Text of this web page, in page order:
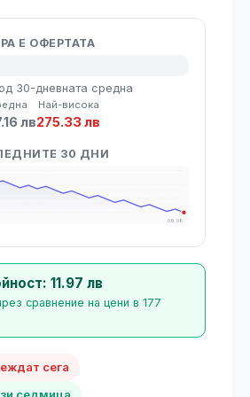
Е ОФЕРТАТА
30-дневната средна
лв
Най-висока
275.33 лв
30 ДНИ
09.08
11.97 лв
сравнение на цени в 177
сега